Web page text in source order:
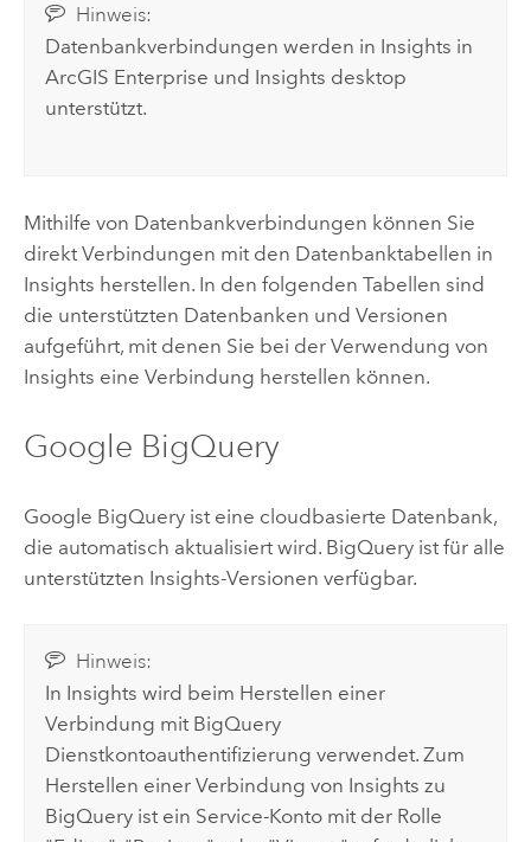
Hinweis:
Datenbankverbindungen werden in Insights in
ArcGIS Enterprise und Insights desktop
unterstützt.
Mithilfe von Datenbankverbindungen können Sie
direkt Verbindungen mit den Datenbanktabellen in
Insights herstellen. In den folgenden Tabellen sind
die unterstützten Datenbanken und Versionen
aufgeführt, mit denen Sie bei der Verwendung von
Insights eine Verbindung herstellen können.
Google BigQuery
Google BigQueryist eine cloudbasierte Datenbank,
die automatisch aktualisiert wird. BigQueryist für alle
unterstützten Insights-Versionen verfügbar.
Hinweis:
In Insights wird beim Herstellen einer
Verbindung mit BigQuery
Dienstkontoauthentifizierung verwendet. Zum
Herstellen einer Verbindung von Insights zu
BigQuery ist ein Service-Konto mit der Rolle